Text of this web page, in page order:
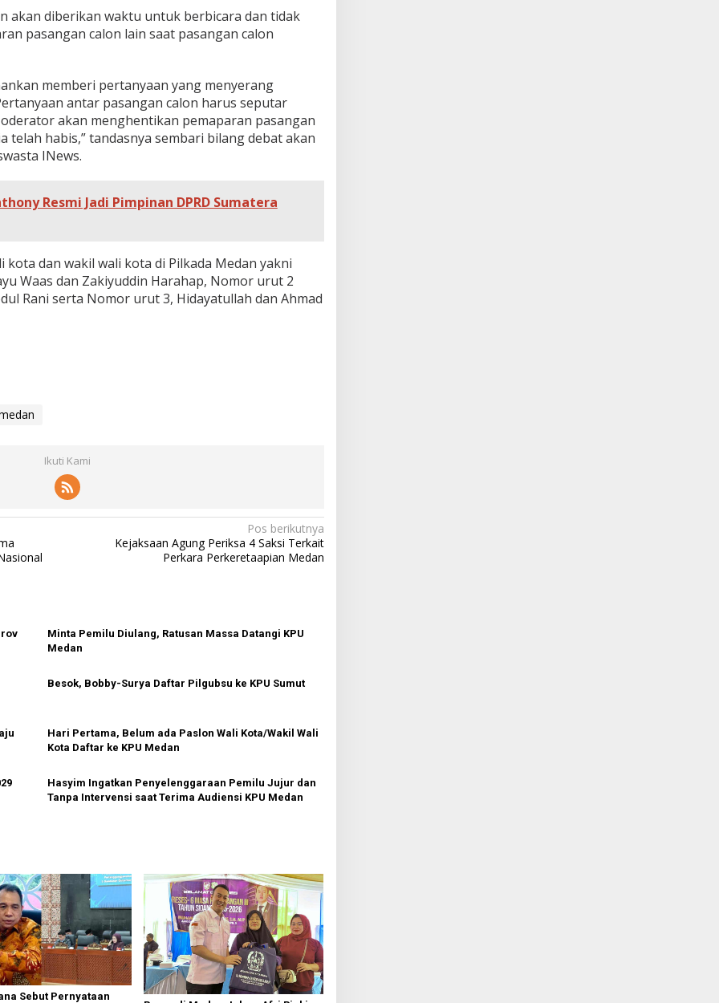
akan diberikan waktu untuk berbicara dan tidak
pasangan calon lain saat pasangan calon
memberi pertanyaan yang menyerang
antar pasangan calon harus seputar
akan menghentikan pemaparan pasangan
telah habis,” tandasnya sembari bilang debat akan
INews.
Resmi Jadi Pimpinan DPRD Sumatera
kota dan wakil wali kota di Pilkada Medan yakni
Waas dan Zakiyuddin Harahap, Nomor urut 2
Rani serta Nomor urut 3, Hidayatullah dan Ahmad
Ikuti Kami
Pos berikutnya
Kejaksaan Agung Periksa 4 Saksi Terkait
Perkara Perkeretaapian Medan
Minta Pemilu Diulang, Ratusan Massa Datangi KPU
Medan
Besok, Bobby-Surya Daftar Pilgubsu ke KPU Sumut
Hari Pertama, Belum ada Paslon Wali Kota/Wakil Wali
Kota Daftar ke KPU Medan
Hasyim Ingatkan Penyelenggaraan Pemilu Jujur dan
Tanpa Intervensi saat Terima Audiensi KPU Medan
Sebut Pernyataan